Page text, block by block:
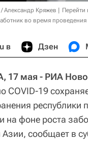
Александр Кряжев
Перейти
во время проведения
в Дзен
17 мая - РИА
COVID-19
республики
на фоне роста
сообщает в